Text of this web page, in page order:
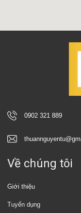
0902 321 889
Về chúng tôi
Giới thiệu
Tuyển dụng